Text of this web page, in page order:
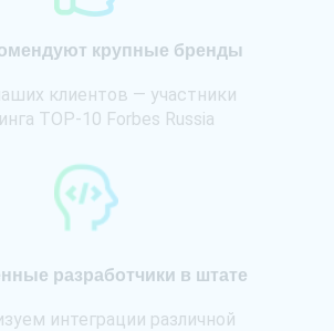
крупные бренды
клиентов — участники
TOP-10 Forbes Russia
разработчики в штате
интеграции различной